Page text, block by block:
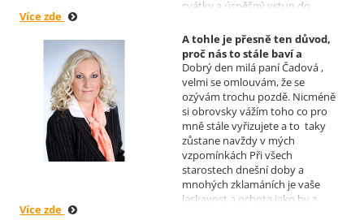
svátky a úspěšný vstup do
Více zde
A tohle je přesně ten důvod,
proč nás to stále baví a
naplňuje, poděkování od pana
Míška.
Realizoval makléř: Sylva
Čadová
Dobrý den milá paní Čadová ,
velmi se omlouvám, že se
ozývám trochu pozdě. Nicméně
si obrovsky vážím toho co pro
mně stále vyřizujete a to taky
zůstane navždy v mých
vzpomínkách Při všech
starostech dnešní doby a
mnohých zklamáních je vaše
laskavost a ochota jako by z
Více zde